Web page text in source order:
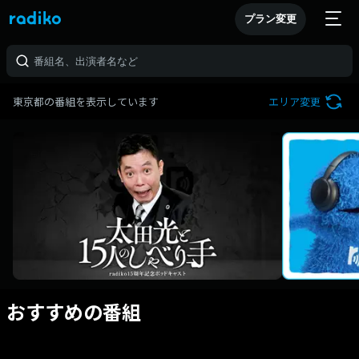
プラン変更
東京都の番組を表示しています エリア変更
おすすめの番組